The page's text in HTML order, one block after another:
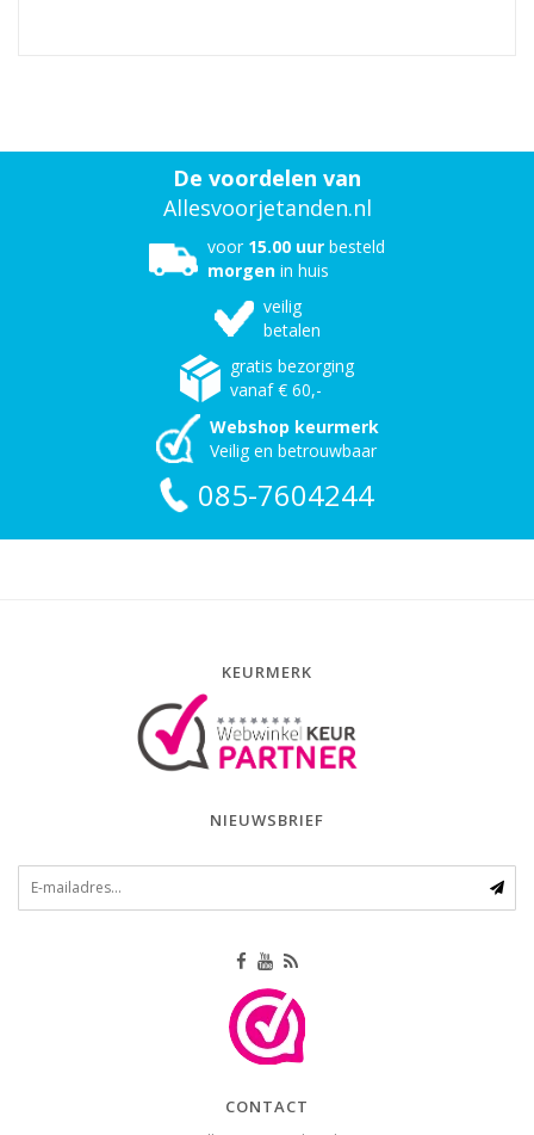
De voordelen van
Allesvoorjetanden.nl
voor 15.00 uur besteld
morgen in huis
veilig
betalen
gratis bezorging
vanaf € 60,-
Webshop keurmerk
Veilig en betrouwbaar
085-7604244
KEURMERK
NIEUWSBRIEF
CONTACT